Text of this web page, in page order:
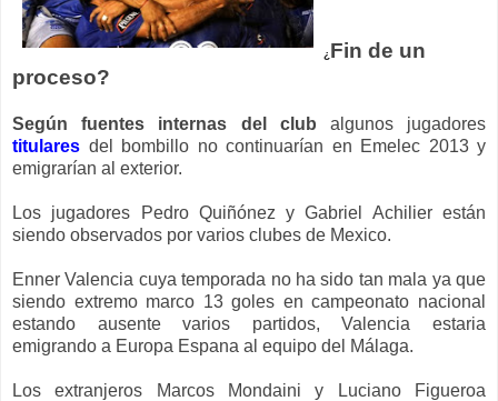
¿ Fin de un
proceso?
Según fuentes internas del club algunos jugadores
titulares del bombillo no continuarían en Emelec 2013 y
emigrarían al exterior.
Los jugadores Pedro Quiñónez y Gabriel Achilier están
siendo observados por varios clubes de Mexico.
Enner Valencia cuya temporada no ha sido tan mala ya que
siendo extremo marco 13 goles en campeonato nacional
estando ausente varios partidos, Valencia estaria
emigrando a Europa Espana al equipo del Málaga.
Los extranjeros Marcos Mondaini y Luciano Figueroa